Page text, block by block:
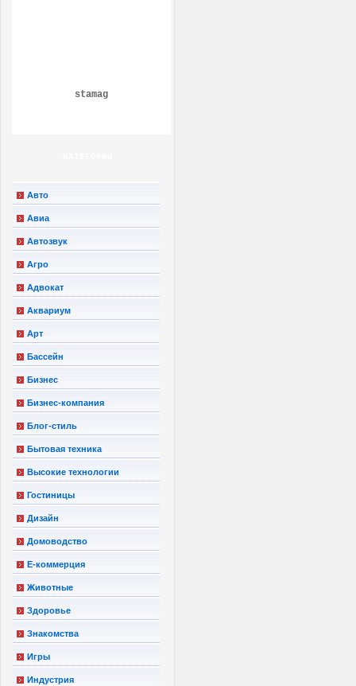
stamag
Авто
Авиа
Автозвук
Агро
Адвокат
Аквариум
Арт
Бассейн
Бизнес
Бизнес-компания
Блог-стиль
Бытовая техника
Высокие технологии
Гостиницы
Дизайн
Домоводство
Е-коммерция
Животные
Здоровье
Знакомства
Игры
Индустрия